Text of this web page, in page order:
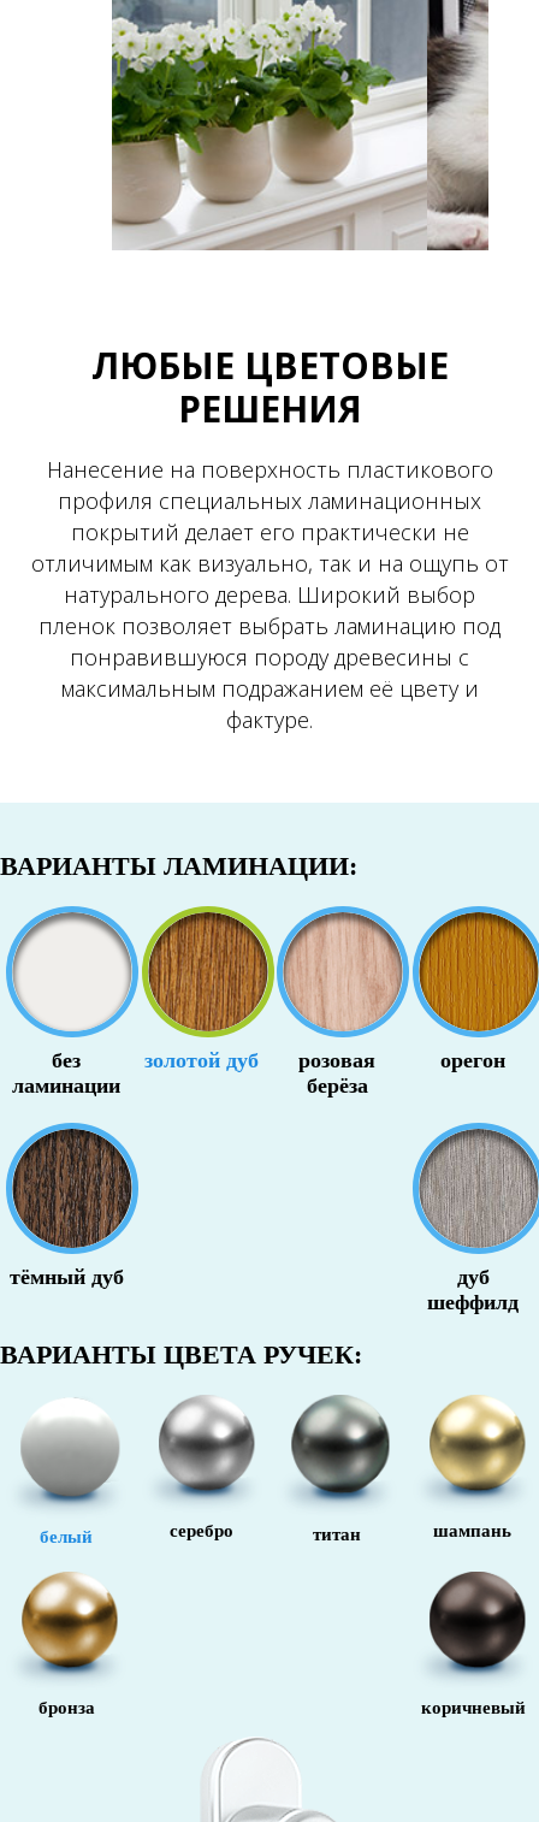
ЛЮБЫЕ ЦВЕТОВЫЕ
РЕШЕНИЯ
Нанесение на поверхность пластикового
профиля специальных ламинационных
покрытий делает его практически не
отличимым как визуально, так и на ощупь от
натурального дерева. Широкий выбор
пленок позволяет выбрать ламинацию под
понравившуюся породу древесины с
максимальным подражанием её цвету и
фактуре.
ВАРИАНТЫ ЛАМИНАЦИИ:
без
ламинации
золотой дуб
розовая
берёза
орегон
тёмный дуб
дуб
шеффилд
ВАРИАНТЫ ЦВЕТА РУЧЕК:
белый серебро титан шампань
бронза коричневый